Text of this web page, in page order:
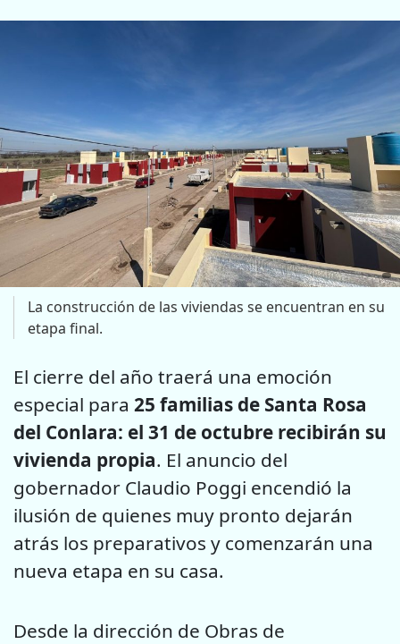
La construcción de las viviendas se encuentran en su
etapa final.
El cierre del año traerá una emoción
especial para 25 familias de Santa Rosa
del Conlara: el 31 de octubre recibirán su
vivienda propia. El anuncio del
gobernador Claudio Poggi encendió la
ilusión de quienes muy pronto dejarán
atrás los preparativos y comenzarán una
nueva etapa en su casa.
Desde la dirección de Obras de